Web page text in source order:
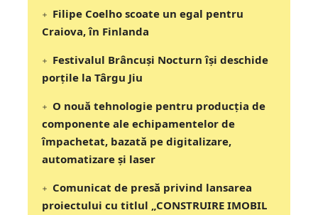
Filipe Coelho scoate un egal pentru
Craiova, în Finlanda
Festivalul Brâncuși Nocturn își deschide
porțile la Târgu Jiu
O nouă tehnologie pentru producția de
componente ale echipamentelor de
împachetat, bazată pe digitalizare,
automatizare și laser
Comunicat de presă privind lansarea
proiectului cu titlul „CONSTRUIRE IMOBIL